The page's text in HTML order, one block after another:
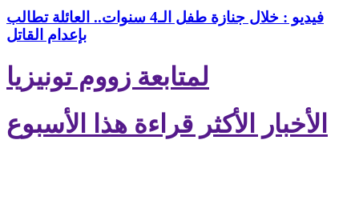
فيديو : خلال جنازة طفل الـ4 سنوات.. العائلة تطالب
بإعدام القاتل
لمتابعة زووم تونيزيا
الأخبار الأكثر قراءة هذا الأسبوع